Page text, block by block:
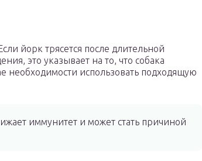
йорк трясется после длительной
это указывает на то, что собака
необходимости использовать подходящую
иммунитет и может стать причиной